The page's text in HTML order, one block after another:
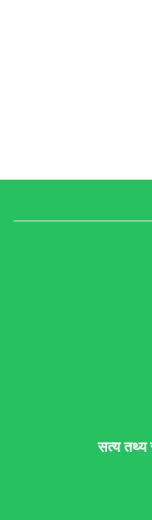
सत्य तथ्य